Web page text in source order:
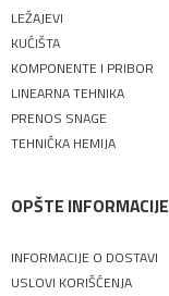
LEŽAJEVI
KUĆIŠTA
KOMPONENTE I PRIBOR
LINEARNA TEHNIKA
PRENOS SNAGE
TEHNIČKA HEMIJA
OPŠTE INFORMACIJE
INFORMACIJE O DOSTAVI
USLOVI KORIŠĆENJA